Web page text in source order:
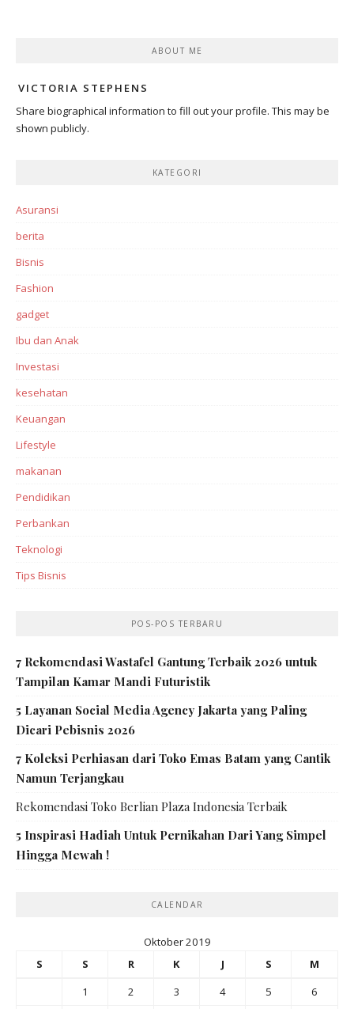
ABOUT ME
VICTORIA STEPHENS
Share biographical information to fill out your profile. This may be
shown publicly.
KATEGORI
Asuransi
berita
Bisnis
Fashion
gadget
Ibu dan Anak
Investasi‎
kesehatan
Keuangan
Lifestyle
makanan
Pendidikan
Perbankan‎
Teknologi
Tips Bisnis
POS-POS TERBARU
7 Rekomendasi Wastafel Gantung Terbaik 2026 untuk
Tampilan Kamar Mandi Futuristik
5 Layanan Social Media Agency Jakarta yang Paling
Dicari Pebisnis 2026
7 Koleksi Perhiasan dari Toko Emas Batam yang Cantik
Namun Terjangkau
Rekomendasi Toko Berlian Plaza Indonesia Terbaik
5 Inspirasi Hadiah Untuk Pernikahan Dari Yang Simpel
Hingga Mewah !
CALENDAR
Oktober 2019
S
S R K J S
M
1
2 3 4 5
6